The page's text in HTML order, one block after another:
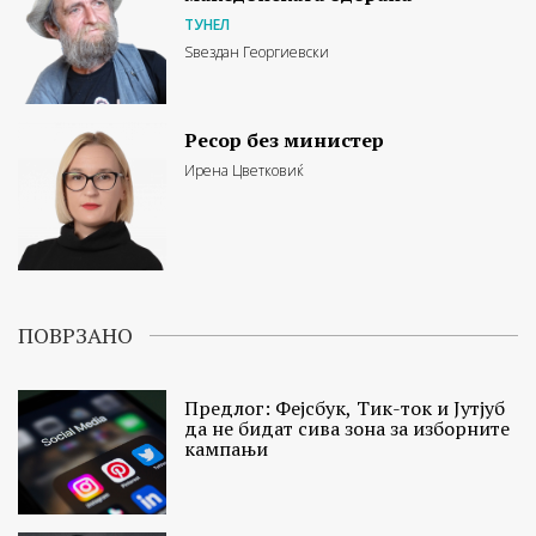
ТУНЕЛ
Ѕвездан Георгиевски
Ресор без министер
Ирена Цветковиќ
ПОВРЗАНО
Предлог: Фејсбук, Тик-ток и Јутјуб
да не бидат сива зона за изборните
кампањи